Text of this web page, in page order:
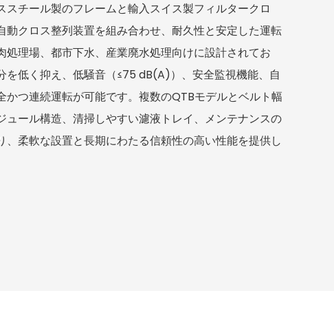
スチール製のフレームと輸入スイス製フィルタークロ
動クロス整列装置を組み合わせ、耐久性と安定した運転
処理場、都市下水、産業廃水処理向けに設計されてお
を低く抑え、低騒音（≤75 dB(A)）、安全監視機能、自
かつ連続運転が可能です。複数のQTBモデルとベルト幅
ュール構造、清掃しやすい濾液トレイ、メンテナンスの
、柔軟な設置と長期にわたる信頼性の高い性能を提供し